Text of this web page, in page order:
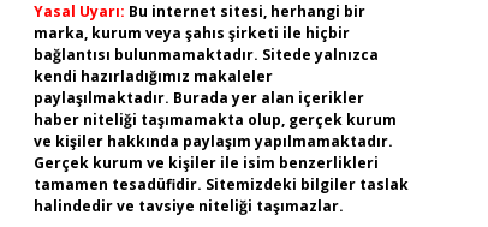
Yasal Uyarı: Bu internet sitesi, herhangi bir
marka, kurum veya şahıs şirketi ile hiçbir
bağlantısı bulunmamaktadır. Sitede yalnızca
kendi hazırladığımız makaleler
paylaşılmaktadır. Burada yer alan içerikler
haber niteliği taşımamakta olup, gerçek kurum
ve kişiler hakkında paylaşım yapılmamaktadır.
Gerçek kurum ve kişiler ile isim benzerlikleri
tamamen tesadüfidir. Sitemizdeki bilgiler taslak
halindedir ve tavsiye niteliği taşımazlar.